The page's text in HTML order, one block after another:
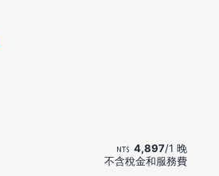
4,897/1 晚
不含稅金和服務費